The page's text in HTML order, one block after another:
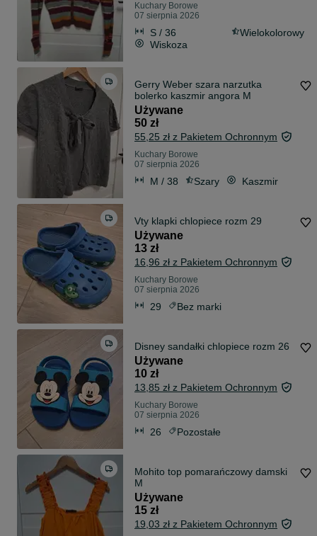
Kuchary Borowe
07 sierpnia 2026
S / 36
Wielokolorowy
Wiskoza
Gerry Weber szara narzutka
bolerko kaszmir angora M
Używane
50 zł
55,25 zł z Pakietem Ochronnym
Kuchary Borowe
07 sierpnia 2026
M / 38 Szary Kaszmir
Vty klapki chlopiece rozm 29
Używane
13 zł
16,96 zł z Pakietem Ochronnym
Kuchary Borowe
07 sierpnia 2026
29 Bez marki
Disney sandałki chlopiece rozm 26
Używane
10 zł
13,85 zł z Pakietem Ochronnym
Kuchary Borowe
07 sierpnia 2026
26 Pozostałe
Mohito top pomarańczowy damski
M
Używane
15 zł
19,03 zł z Pakietem Ochronnym